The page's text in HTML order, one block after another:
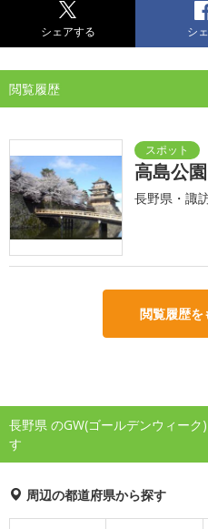
シェアする シ
閲覧履歴
高島公園
長野県・諏
閲覧履歴を
長野県 のGW(ゴールデンウィー
す
周辺の都道府県から探す